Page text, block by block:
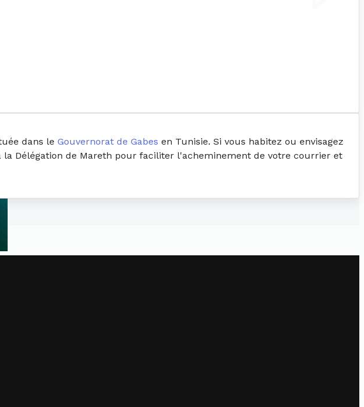
dans le Gouvernorat de Gabes en Tunisie. Si vous habitez ou envisagez
Délégation de Mareth pour faciliter l'acheminement de votre courrier et